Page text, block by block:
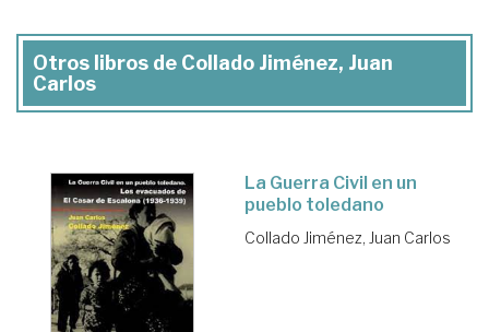
Otros libros de Collado Jiménez, Juan
Carlos
La Guerra Civil en un
pueblo toledano
Collado Jiménez, Juan Carlos